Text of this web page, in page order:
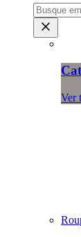
Ver